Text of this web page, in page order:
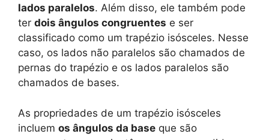
lados paralelos. Além disso, ele também pode
ter dois ângulos congruentes e ser
classificado como um trapézio isósceles. Nesse
caso, os lados não paralelos são chamados de
pernas do trapézio e os lados paralelos são
chamados de bases.
As propriedades de um trapézio isósceles
incluem os ângulos da base que são